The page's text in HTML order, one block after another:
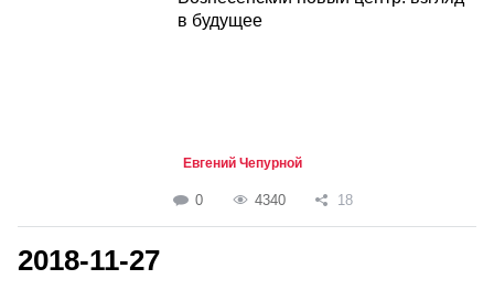
в будущее
Евгений Чепурной
0 4340 18
2018-11-27